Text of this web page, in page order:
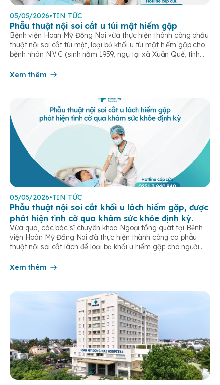
05/05/2026•TIN TỨC
Phẫu thuật nội soi cắt u túi mật hiếm gặp
Bệnh viện Hoàn Mỹ Đồng Nai vừa thực hiện thành công phẫu
thuật nội soi cắt túi mật, loại bỏ khối u túi mật hiếm gặp cho
bệnh nhân N.V.C (sinh năm 1959, ngụ tại xã Xuân Quế, tỉnh
thượng vị kéo dài, kèm […]
Xem thêm
05/05/2026•TIN TỨC
Phẫu thuật nội soi cắt khối u lách hiếm gặp, được
phát hiện tình cờ qua khám sức khỏe định kỳ.
Vừa qua, các bác sĩ chuyên khoa Ngoại tổng quát tại Bệnh
viện Hoàn Mỹ Đồng Nai đã thực hiện thành công ca phẫu
thuật nội soi cắt lách để loại bỏ khối u hiếm gặp cho người
chú ý, khối u này hoàn […]
Xem thêm